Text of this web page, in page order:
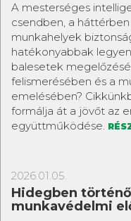
A mesterséges
csendben, a
munkahelyek
hatékonyabbak
balesetek
felismerésében és a
emelésében?
formálja át a jövőt az
együttműködése.
2026.01.05.
Hidegben
munkavédelmi